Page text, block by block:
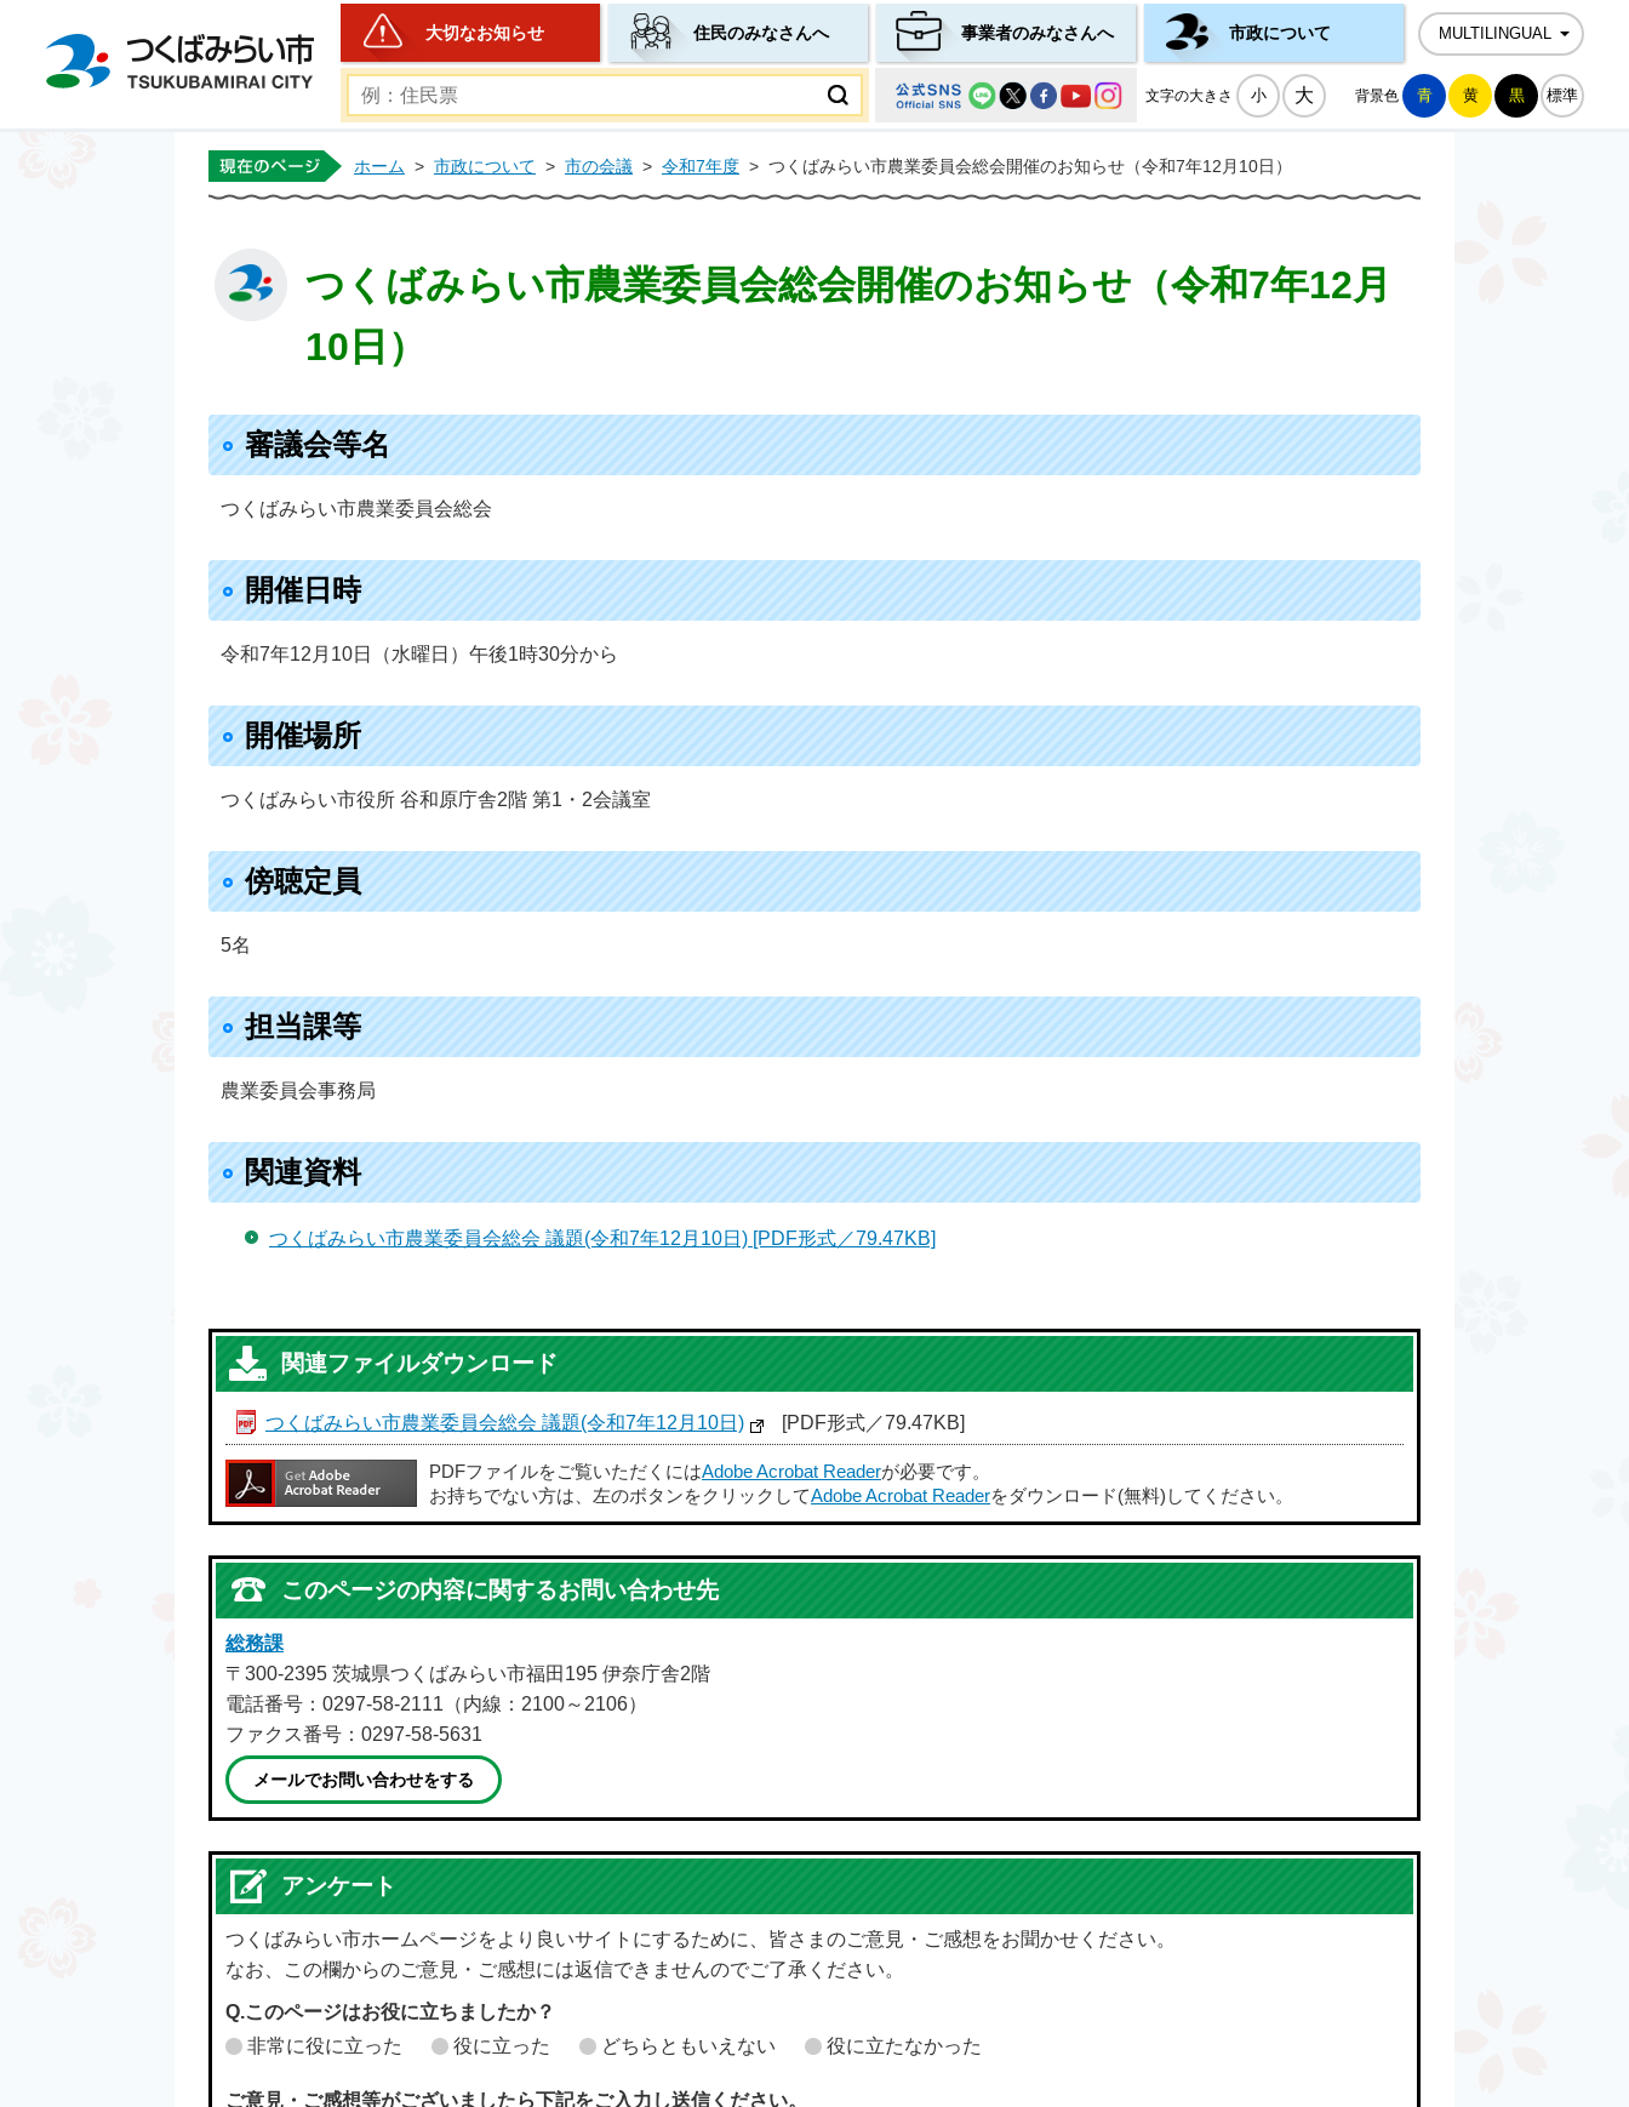
つくばみらい市公式ホームページ
大切なお知らせ 住民のみなさんへ 事業者のみなさんへ 市政について MULTILINGUAL
文字の大きさ 小 大 背景色 青 黄 黒 標準
ホーム > 市政について > 市の会議 > 令和7年度 > つくばみらい市農業委員会総会開催のお知らせ（令和7年12月10日）
つくばみらい市農業委員会総会開催のお知らせ（令和7年12月
10日）
審議会等名
つくばみらい市農業委員会総会
開催日時​
令和7年12月10日（水曜日）午後1時30分から
開催場所
つくばみらい市役所 谷和原庁舎2階 第1・2会議室
傍聴定員
5名
担当課等
農業委員会事務局
関連資料
つくばみらい市農業委員会総会 議題(令和7年12月10日) [PDF形式／79.47KB]
関連ファイルダウンロード
つくばみらい市農業委員会総会 議題(令和7年12月10日) [PDF形式／79.47KB]
PDFファイルをご覧いただくにはAdobe Acrobat Readerが必要です。
お持ちでない方は、左のボタンをクリックしてAdobe Acrobat Readerをダウンロード(無料)してください。
このページの内容に関するお問い合わせ先
総務課
〒300-2395 茨城県つくばみらい市福田195 伊奈庁舎2階
電話番号：0297-58-2111（内線：2100～2106）
ファクス番号：0297-58-5631
メールでお問い合わせをする
アンケート
つくばみらい市ホームページをより良いサイトにするために、皆さまのご意見・ご感想をお聞かせください。
なお、この欄からのご意見・ご感想には返信できませんのでご了承ください。
Q.このページはお役に立ちましたか？
非常に役に立った
役に立った どちらともいえない 役に立たなかった
ご意見・ご感想等がございましたら下記をご入力し送信ください。